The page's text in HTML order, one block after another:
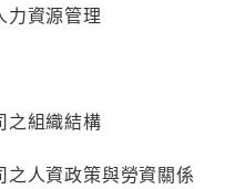
資源管理
組織結構
人資政策與勞資關係